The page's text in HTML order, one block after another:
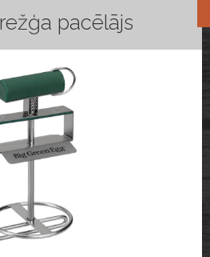
pacēlājs